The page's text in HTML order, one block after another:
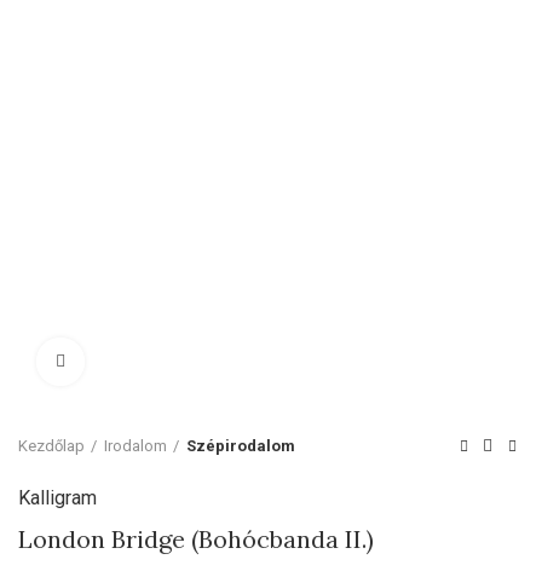
Kezdőlap Irodalom Szépirodalom
Kalligram
London Bridge (Bohócbanda II.)